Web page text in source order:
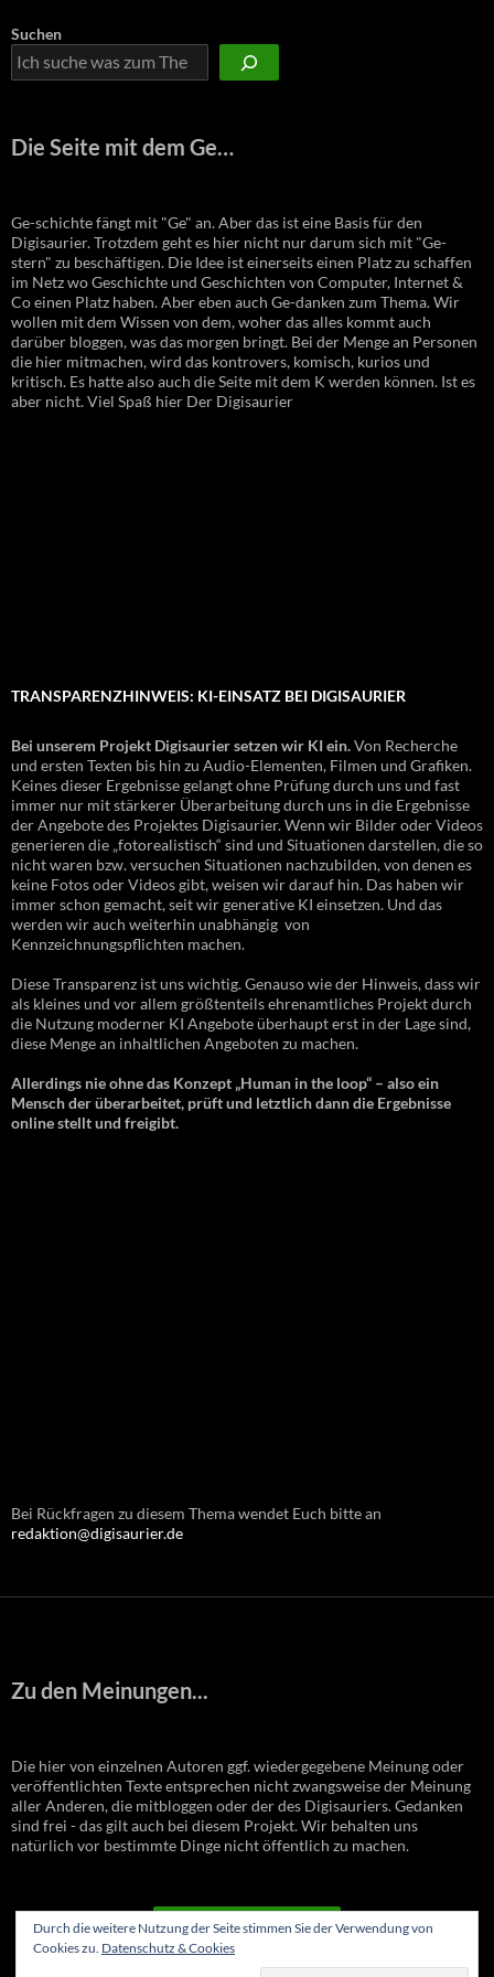
Suchen
Die Seite mit dem Ge…
Ge-schichte fängt mit "Ge" an. Aber das ist eine Basis für den
Digisaurier. Trotzdem geht es hier nicht nur darum sich mit "Ge-
stern" zu beschäftigen. Die Idee ist einerseits einen Platz zu schaffen
im Netz wo Geschichte und Geschichten von Computer, Internet &
Co einen Platz haben. Aber eben auch Ge-danken zum Thema. Wir
wollen mit dem Wissen von dem, woher das alles kommt auch
darüber bloggen, was das morgen bringt. Bei der Menge an Personen
die hier mitmachen, wird das kontrovers, komisch, kurios und
kritisch. Es hatte also auch die Seite mit dem K werden können. Ist es
aber nicht. Viel Spaß hier Der Digisaurier
TRANSPARENZHINWEIS: KI-EINSATZ BEI DIGISAURIER
Bei unserem Projekt Digisaurier setzen wir KI ein.Von Recherche
und ersten Texten bis hin zu Audio-Elementen, Filmen und Grafiken.
Keines dieser Ergebnisse gelangt ohne Prüfung durch uns und fast
immer nur mit stärkerer Überarbeitung durch uns in die Ergebnisse
der Angebote des Projektes Digisaurier. Wenn wir Bilder oder Videos
generieren die „fotorealistisch“ sind und Situationen darstellen, die so
nicht waren bzw. versuchen Situationen nachzubilden, von denen es
keine Fotos oder Videos gibt, weisen wir darauf hin. Das haben wir
immer schon gemacht, seit wir generative KI einsetzen. Und das
werden wir auch weiterhin unabhängig von
Kennzeichnungspflichten machen.
Diese Transparenz ist uns wichtig. Genauso wie der Hinweis, dass wir
als kleines und vor allem größtenteils ehrenamtliches Projekt durch
die Nutzung moderner KI Angebote überhaupt erst in der Lage sind,
diese Menge an inhaltlichen Angeboten zu machen.
Allerdings nie ohne das Konzept „Human in the loop“ – also ein
Mensch der überarbeitet, prüft und letztlich dann die Ergebnisse
online stellt und freigibt.
Bei Rückfragen zu diesem Thema wendet Euch bitte an
redaktion@digisaurier.de
Zu den Meinungen...
Die hier von einzelnen Autoren ggf. wiedergegebene Meinung oder
veröffentlichten Texte entsprechen nicht zwangsweise der Meinung
aller Anderen, die mitbloggen oder der des Digisauriers. Gedanken
sind frei - das gilt auch bei diesem Projekt. Wir behalten uns
natürlich vor bestimmte Dinge nicht öffentlich zu machen.
VERTRAG WIDERRUFEN
Durch die weitere Nutzung der Seite stimmen Sie der Verwendung von
Cookies zu. Datenschutz & Cookies